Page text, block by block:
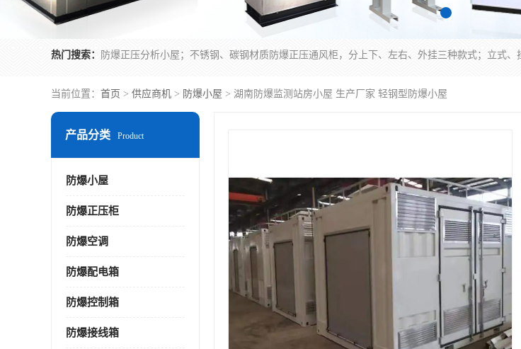
热门搜索：
当前位置： 首页 > 供应商机 > 防爆小屋 > 湖南防爆监测站房小屋 生产厂家 轻钢型防爆小屋
产品分类 Product
防爆小屋
防爆正压柜
防爆空调
防爆配电箱
防爆控制箱
防爆接线箱